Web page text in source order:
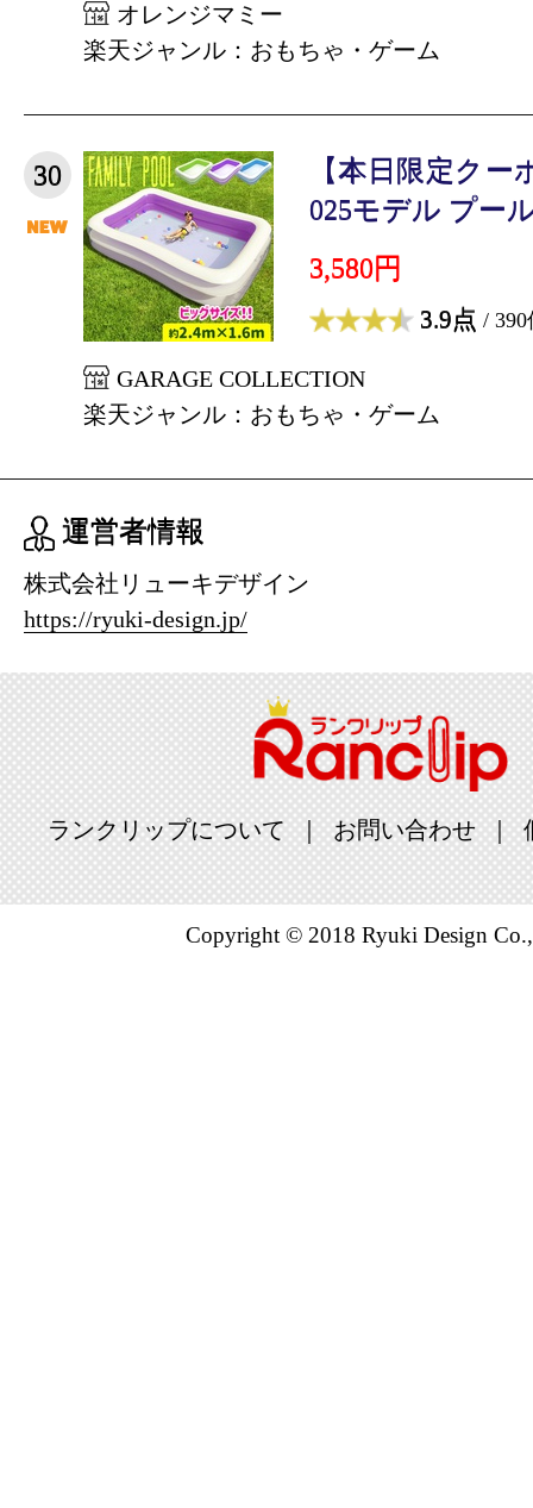
オレンジマミー
楽天ジャンル：おもちゃ・ゲーム
30
【本日限定クー
025モデル プー
3,580円
3.9点 / 390
GARAGE COLLECTION
楽天ジャンル：おもちゃ・ゲーム
運営者情報
株式会社リューキデザイン
https://ryuki-design.jp/
ランクリップについて お問い合わせ
Copyright © 2018 Ryuki Design